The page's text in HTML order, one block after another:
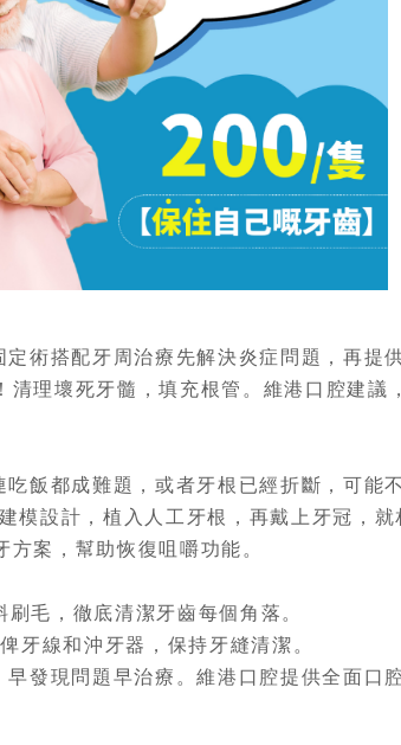
術搭配牙周治療先解決炎症問題，再提
理壞死牙髓，填充根管。維港口腔建議
飯都成難題，或者牙根已經折斷，可能
模設計，植入人工牙根，再戴上牙冠，就
方案，幫助恢復咀嚼功能。
刷毛，徹底清潔牙齒每個角落。
牙線和沖牙器，保持牙縫清潔。
早發現問題早治療。維港口腔提供全面口